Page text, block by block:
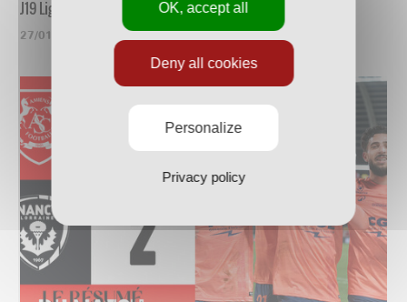
J19 Ligue 2 BKT - Le résumé vidéo de Nancy - Guingamp
27/01/2026
OK, accept all
Deny all cookies
Personalize
Privacy policy